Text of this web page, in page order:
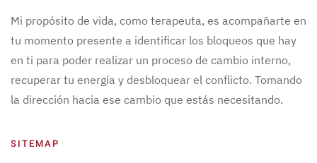
Mi propósito de vida, como terapeuta, es acompañarte en
tu momento presente a identificar los bloqueos que hay
en ti para poder realizar un proceso de cambio interno,
recuperar tu energía y desbloquear el conflicto. Tomando
la dirección hacia ese cambio que estás necesitando.
SITEMAP